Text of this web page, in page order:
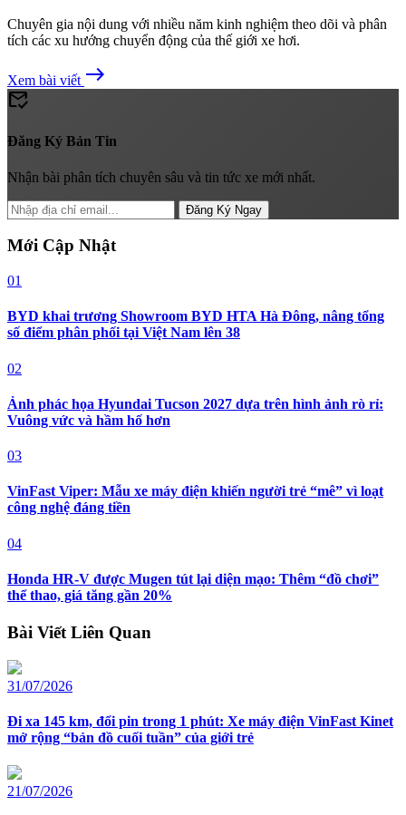
Chuyên gia nội dung với nhiều năm kinh nghiệm theo dõi và phân
tích các xu hướng chuyển động của thế giới xe hơi.
Xem bài viết east
mark_email_read
Đăng Ký Bản Tin
Nhận bài phân tích chuyên sâu và tin tức xe mới nhất.
Đăng Ký Ngay
Mới Cập Nhật
01
BYD khai trương Showroom BYD HTA Hà Đông, nâng tổng
số điểm phân phối tại Việt Nam lên 38
02
Ảnh phác họa Hyundai Tucson 2027 dựa trên hình ảnh rò rỉ:
Vuông vức và hầm hố hơn
03
VinFast Viper: Mẫu xe máy điện khiến người trẻ “mê” vì loạt
công nghệ đáng tiền
04
Honda HR-V được Mugen tút lại diện mạo: Thêm “đồ chơi”
thể thao, giá tăng gần 20%
Bài Viết Liên Quan
31/07/2026
Đi xa 145 km, đổi pin trong 1 phút: Xe máy điện VinFast Kinet
mở rộng “bản đồ cuối tuần” của giới trẻ
21/07/2026